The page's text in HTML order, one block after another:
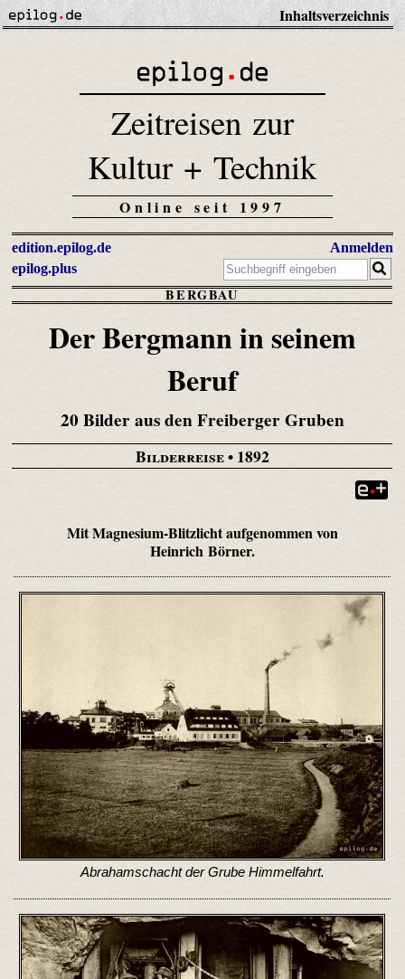
Inhaltsverzeichnis
Zeitreisen zur
Kultur + Technik
Online seit 1997
edition.epilog.de
epilog.plus
Anmelden
BERGBAU
Der Bergmann in seinem
Beruf
20 Bilder aus den Freiberger Gruben
Bilderreise• 1892
Mit Magnesium-Blitzlicht aufgenommen von
Heinrich Börner.
Abrahamschacht der Grube Himmelfahrt.